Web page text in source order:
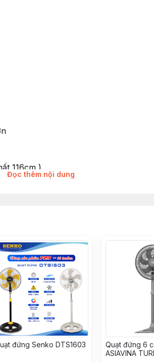
116cm )
Đọc thêm nội dung
đứng Senko DTS1603
Quạt đứng 6
ASIAVINA